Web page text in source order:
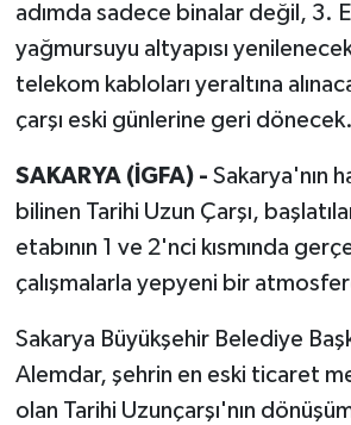
adımda sadece binalar değil, 3.
yağmursuyu altyapısı
telekom kabloları yeraltına
çarşı eski günlerine geri dönecek.
SAKARYA (İGFA) - Sakarya'nın
bilinen Tarihi Uzun Çarşı,
etabının 1 ve 2'nci kısmında
çalışmalarla yepyeni bir
Sakarya Büyükşehir Belediye
Alemdar, şehrin en eski ticaret
olan Tarihi Uzunçarşı'nın